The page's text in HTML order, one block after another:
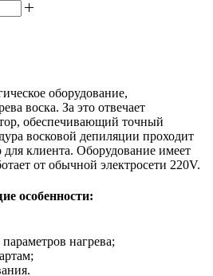
оборудование,
воска. За это отвечает
обеспечивающий точный
восковой депиляции проходит
клиента. Оборудование имеет
от обычной электросети 220V.
особенности:
нагрева;